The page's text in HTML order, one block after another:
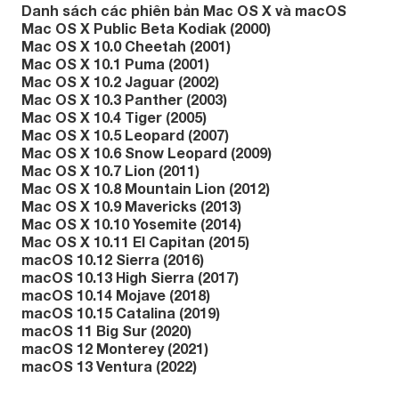
Danh sách các phiên bản Mac OS X và macOS
Mac OS X Public Beta Kodiak (2000)
Mac OS X 10.0 Cheetah (2001)
Mac OS X 10.1 Puma (2001)
Mac OS X 10.2 Jaguar (2002)
Mac OS X 10.3 Panther (2003)
Mac OS X 10.4 Tiger (2005)
Mac OS X 10.5 Leopard (2007)
Mac OS X 10.6 Snow Leopard (2009)
Mac OS X 10.7 Lion (2011)
Mac OS X 10.8 Mountain Lion (2012)
Mac OS X 10.9 Mavericks (2013)
Mac OS X 10.10 Yosemite (2014)
Mac OS X 10.11 El Capitan (2015)
macOS 10.12 Sierra (2016)
macOS 10.13 High Sierra (2017)
macOS 10.14 Mojave (2018)
macOS 10.15 Catalina (2019)
macOS 11 Big Sur (2020)
macOS 12 Monterey (2021)
macOS 13 Ventura (2022)